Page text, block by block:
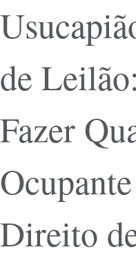
de
Fazer
Direito